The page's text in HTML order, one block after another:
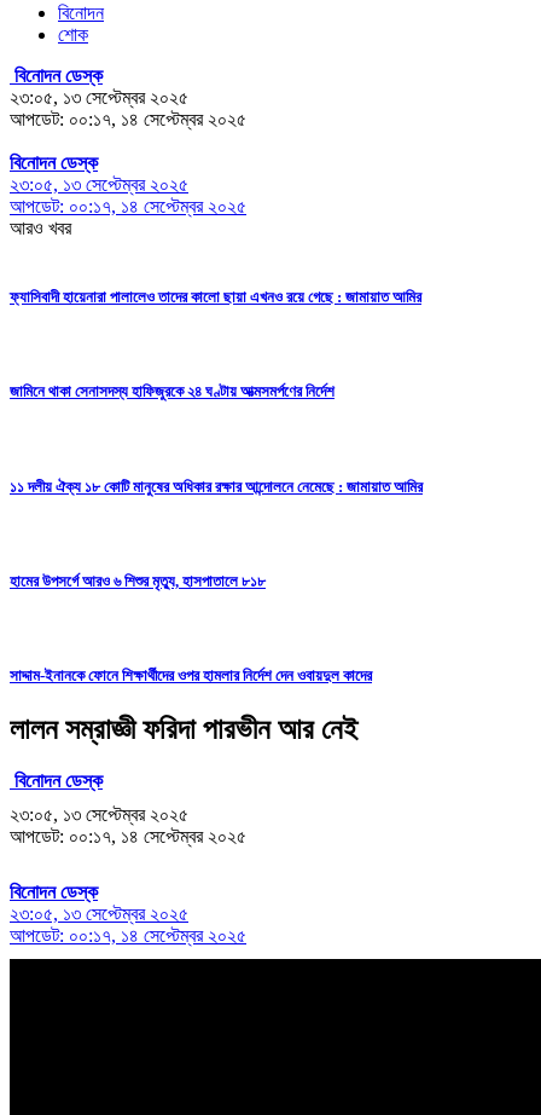
বিনোদন
শোক
বিনোদন ডেস্ক
২৩:০৫, ১৩ সেপ্টেম্বর ২০২৫
আপডেট: ০০:১৭, ১৪ সেপ্টেম্বর ২০২৫
বিনোদন ডেস্ক
২৩:০৫, ১৩ সেপ্টেম্বর ২০২৫
আপডেট: ০০:১৭, ১৪ সেপ্টেম্বর ২০২৫
আরও খবর
ফ্যাসিবাদী হায়েনারা পালালেও তাদের কালো ছায়া এখনও রয়ে গেছে : জামায়াত আমির
জামিনে থাকা সেনাসদস্য হাফিজুরকে ২৪ ঘণ্টায় আত্মসমর্পণের নির্দেশ
১১ দলীয় ঐক্য ১৮ কোটি মানুষের অধিকার রক্ষার আন্দোলনে নেমেছে : জামায়াত আমির
হামের উপসর্গে আরও ৬ শিশুর মৃত্যু, হাসপাতালে ৮১৮
সাদ্দাম-ইনানকে ফোনে শিক্ষার্থীদের ওপর হামলার নির্দেশ দেন ওবায়দুল কাদের
লালন সম্রাজ্ঞী ফরিদা পারভীন আর নেই
বিনোদন ডেস্ক
২৩:০৫, ১৩ সেপ্টেম্বর ২০২৫
আপডেট: ০০:১৭, ১৪ সেপ্টেম্বর ২০২৫
বিনোদন ডেস্ক
২৩:০৫, ১৩ সেপ্টেম্বর ২০২৫
আপডেট: ০০:১৭, ১৪ সেপ্টেম্বর ২০২৫